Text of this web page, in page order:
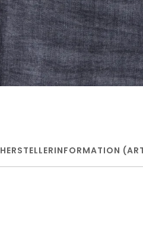
HERSTELLERINFORMATION